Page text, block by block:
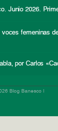
Junio 2026.
voces femeninas
por Carlos
Blog Banesco |